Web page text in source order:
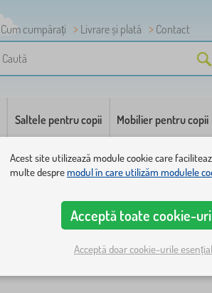
Cum cumpărați Livrare și plată
Contact
Saltele pentru copii Mobilier pentru copii
Acest site utilizează module cookie care
multe despremodul în care utilizăm modulele
Acceptă toate cookie-
Acceptă doar cookie-urile